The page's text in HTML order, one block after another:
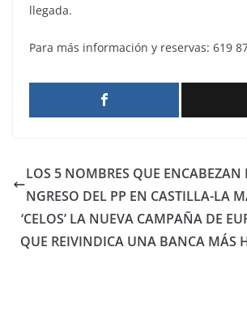
llegada.
Para más información y reservas: 619
LOS 5 NOMBRES QUE ENCABEZAN
NGRESO DEL PP EN CASTILLA-LA
‘CELOS’ LA NUEVA CAMPAÑA DE
QUE REIVINDICA UNA BANCA MÁS